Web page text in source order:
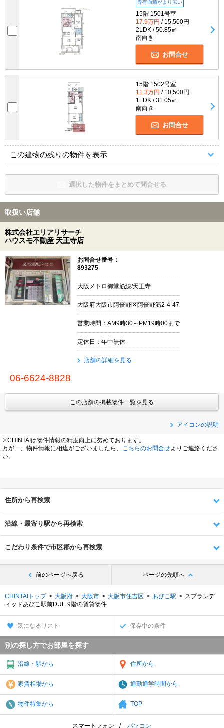
専有面積がより広い
15階 1501号室
17.9万円 / 15,500円
2LDK / 50.85㎡
南向き
お問合せ
15階 1502号室
11.3万円 / 10,500円
1LDK / 31.05㎡
南向き
お問合せ
この建物の残りの物件を表示
選択した物件をまとめて問合せる
取扱い店舗
株式会社エリアリサーチ
ハウスモ不動産 天王寺店
お問合せ番号：
893275
大阪メトロ御堂筋線/天王寺
大阪府大阪市阿倍野区阿倍野筋2-4-47
営業時間：AM9時30～PM19時00まで
定休日：年中無休
店舗の詳細を見る
06-6624-8828
この店舗の掲載物件一覧を見る
アイコンの説明
※CHINTAIは物件情報の精度向上に努めております。
万が一、物件情報に相違がございましたら、
こちらのお問合せよりご連絡くださ
い。
住所から再検索
沿線・最寄り駅から再検索
こだわり条件で市区郡から再検索
前のページへ戻る ページの先頭へ
CHINTAIトップ 大阪府 大阪市 大阪市住吉区 あびこ駅
スプランデ
ィッドあびこ駅前DUE 9階の賃貸物件
気になるリスト 保存中の条件
別の探し方でお部屋を探す
沿線・駅から 住所から
家賃相場から 通勤通学時間から
物件特集から TOP
スマートフォン パソコン